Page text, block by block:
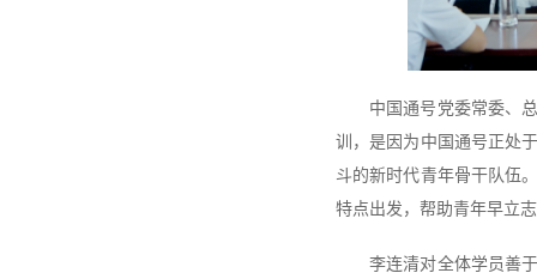
中国通号党委常委、
训，是因为中国通号正处
斗的新时代青年骨干队伍
特点出发，帮助青年早立
李连清对全体学员善